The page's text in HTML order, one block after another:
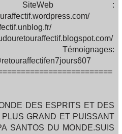
:
DES ESPRITS ET DES
GRAND ET PUISSANT
SANTOS DU MONDE.SUIS